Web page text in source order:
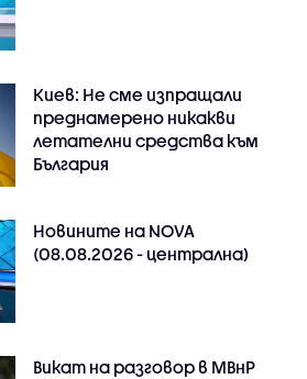
Киев: Не сме изпращали
преднамерено никакви
летателни средства към
България
Новините на NOVA
(08.08.2026 - централна)
Викат на разговор в МВнР